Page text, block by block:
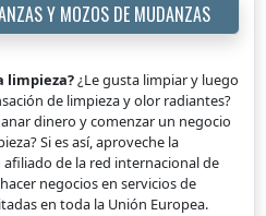
Y MOZOS DE MUDANZAS
limpieza?¿Le gusta limpiar y luego
de limpieza y olor radiantes?
dinero y comenzar un negocio
Si es así, aproveche la
de la red internacional de
negocios en servicios de
en toda la Unión Europea.